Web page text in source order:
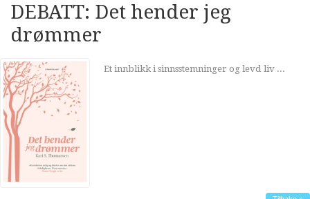
DEBATT: Det hender jeg
drømmer
Et innblikk i sinnsstemninger og levd liv ...